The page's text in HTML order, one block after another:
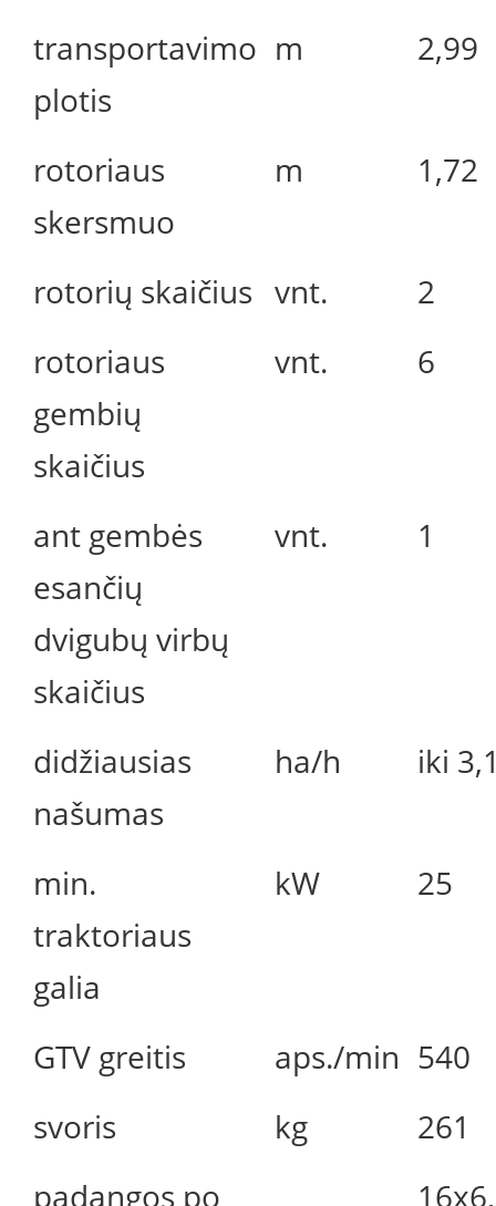
transportavimo
plotis
m 2,99
rotoriaus
skersmuo
m 1,72
rotorių skaičius vnt.
2
rotoriaus
gembių
skaičius
vnt. 6
ant gembės
esančių
dvigubų virbų
skaičius
vnt. 1
didžiausias
našumas
ha/h iki
min.
traktoriaus
galia
kW 25
GTV greitis aps./min 540
svoris
kg
261
padangos po